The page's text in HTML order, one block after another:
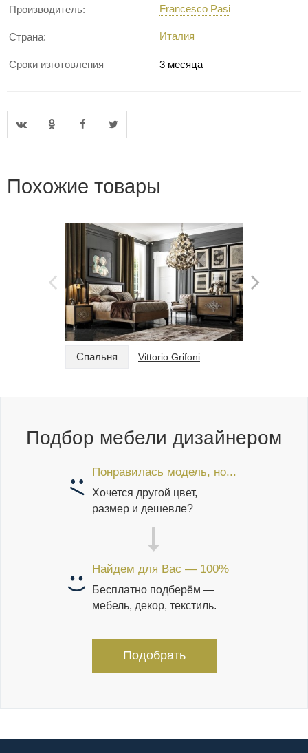
Производитель: Francesco Pasi
Страна: Италия
Сроки изготовления 3 месяца
Похожие товары
Спальня Vittorio Grifoni
Подбор мебели дизайнером
Понравилась модель, но...
Хочется другой цвет,
размер и дешевле?
Найдем для Вас — 100%
Бесплатно подберём —
мебель, декор, текстиль.
Подобрать